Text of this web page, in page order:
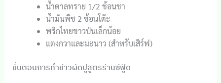
น้ำตาลทราย 1/2 ช้อนชา
น้ำมันพืช 2 ช้อนโต๊ะ
พริกไทยขาวป่นเล็กน้อย
แตงกวาและมะนาว (สำหรับเสิร์ฟ)
ขั้นตอนการทำข้าวผัดปูสูตรร้านซีฟู้ด